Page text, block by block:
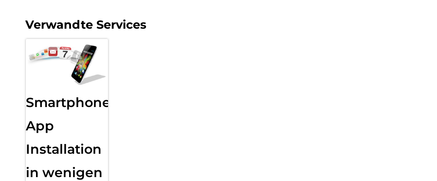
Verwandte Services
Smartphone
App
Installation
in wenigen